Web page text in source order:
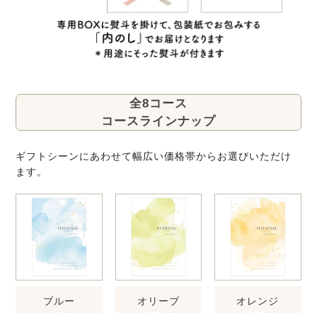
全8コース
コースラインナップ
ギフトシーンにあわせて幅広い価格帯からお選びいただけ
ます。
ブルー オリーブ オレンジ